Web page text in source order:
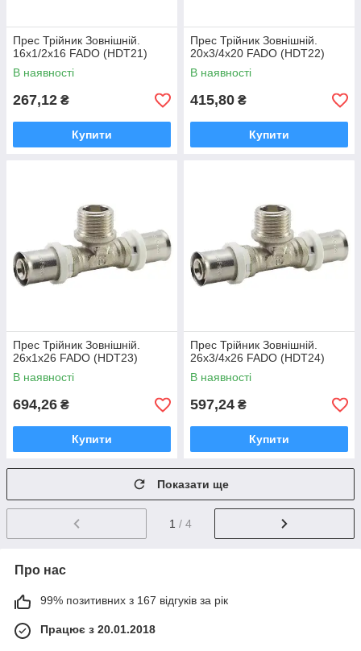
Прес Трійник Зовнішній.
16х1/2х16 FADO (HDТ21)
В наявності
267,12 ₴
Купити
Прес Трійник Зовнішній.
20х3/4х20 FADO (HDТ22)
В наявності
415,80 ₴
Купити
Прес Трійник Зовнішній.
26х1х26 FADO (HDТ23)
В наявності
694,26 ₴
Купити
Прес Трійник Зовнішній.
26х3/4х26 FADO (HDТ24)
В наявності
597,24 ₴
Купити
Показати ще
1 / 4
Про нас
99% позитивних з 167 відгуків за рік
Працює з 20.01.2018